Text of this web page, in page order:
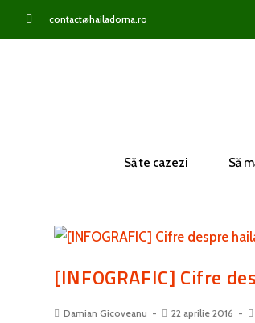
contact@hailadorna.ro
Să te cazezi Să
[INFOGRAFIC] Cifre
Damian Gicoveanu 22 aprilie 2016